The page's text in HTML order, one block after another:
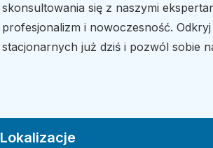
skonsultowania się z naszymi
profesjonalizm i nowoczesność.
stacjonarnych już dziś i pozwól sobie
Lokalizacje